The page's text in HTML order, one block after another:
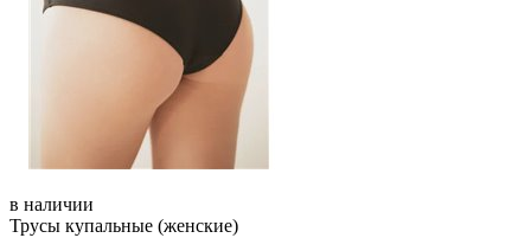
в наличии
Трусы купальные (женские)